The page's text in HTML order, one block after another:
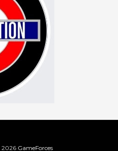
2026 GameForces